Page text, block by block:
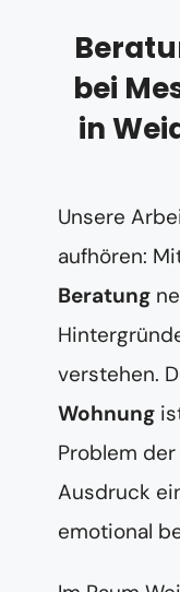
bei
in
Unsere
aufhören:
Beratung
verstehen.
Wohnung
Problem
Ausdruck
emotional